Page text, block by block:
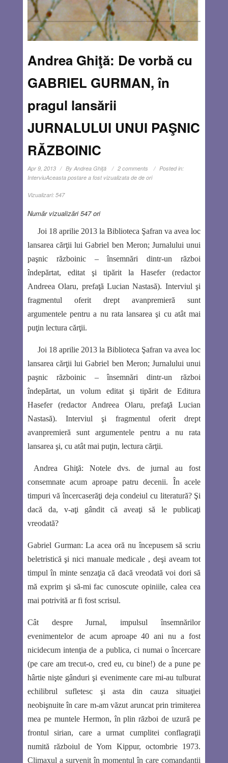
Andrea Ghiţă: De vorbă cu
GABRIEL GURMAN, în
pragul lansării
JURNALULUI UNUI PAŞNIC
RĂZBOINIC
Apr 9, 2013 By Andrea Ghiţă 2 comments
Posted in:
InterviuAceasta postare a fost vizualizata de de ori
Vizualizari: 547
Număr vizualizări 547 ori
Joi 18 aprilie 2013 la Biblioteca Şafran va avea loc
lansarea cărţii lui Gabriel ben Meron; Jurnalului unui
paşnic războinic – însemnări dintr-un război
îndepărtat, editat şi tipărit la Hasefer (redactor
Andreea Olaru, prefaţă Lucian Nastasă). Interviul şi
fragmentul oferit drept avanpremieră sunt
argumentele pentru a nu rata lansarea şi cu atât mai
puţin lectura cărţii.
Joi 18 aprilie 2013 la Biblioteca Şafran va avea loc
lansarea cărţii lui Gabriel ben Meron; Jurnalului unui
paşnic războinic – însemnări dintr-un război
îndepărtat, un volum editat şi tipărit de Editura
Hasefer (redactor Andreea Olaru, prefaţă Lucian
Nastasă). Interviul şi fragmentul oferit drept
avanpremieră sunt argumentele pentru a nu rata
lansarea şi, cu atât mai puţin, lectura cărţii.
Andrea Ghiţă: Notele dvs. de jurnal au fost
consemnate acum aproape patru decenii. În acele
timpuri vă încercaserăţi deja condeiul cu literatură? Şi
dacă da, v-aţi gândit că aveaţi să le publicaţi
vreodată?
Gabriel Gurman: La acea oră nu începusem să scriu
beletristică şi nici manuale medicale , deşi aveam tot
timpul în minte senzaţia că dacă vreodată voi dori să
mă exprim şi să-mi fac cunoscute opiniile, calea cea
mai potrivită ar fi fost scrisul.
Cât despre Jurnal, impulsul însemnărilor
evenimentelor de acum aproape 40 ani nu a fost
nicidecum intenţia de a publica, ci numai o încercare
(pe care am trecut-o, cred eu, cu bine!) de a pune pe
hârtie nişte gânduri şi evenimente care mi-au tulburat
echilibrul sufletesc şi asta din cauza situaţiei
neobişnuite în care m-am văzut aruncat prin trimiterea
mea pe muntele Hermon, în plin război de uzură pe
frontul sirian, care a urmat cumplitei conflagraţii
numită războiul de Yom Kippur, octombrie 1973.
Climaxul a survenit în momentul în care comandanţii